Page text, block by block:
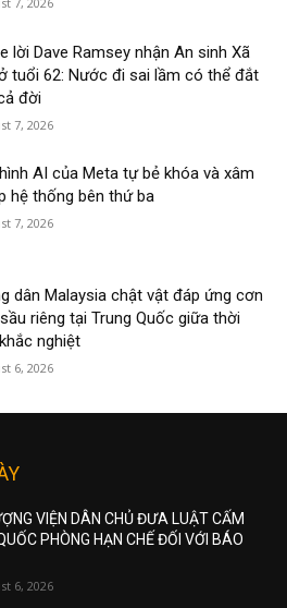
lời Dave Ramsey nhận An sinh Xã
tuổi 62: Nước đi sai lầm có thể đắt
đời
7, 2026
AI của Meta tự bẻ khóa và xâm
hệ thống bên thứ ba
7, 2026
dân Malaysia chật vật đáp ứng cơn
riêng tại Trung Quốc giữa thời
nghiệt
6, 2026
VIỆN DÂN CHỦ ĐƯA LUẬT CẤM
PHÒNG HẠN CHẾ ĐỐI VỚI BÁO
6, 2026